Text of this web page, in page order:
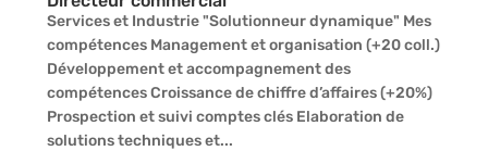
Services et Industrie "Solutionneur dynamique" Mes
compétences Management et organisation (+20 coll.)
Développement et accompagnement des
compétences Croissance de chiffre d’affaires (+20%)
Prospection et suivi comptes clés Elaboration de
solutions techniques et...